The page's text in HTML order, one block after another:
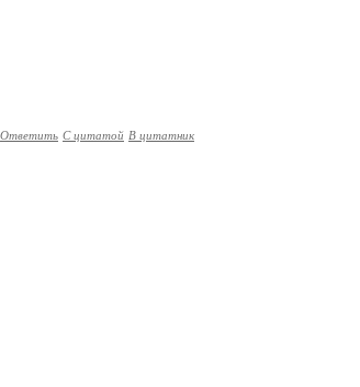
Ответить С цитатой В цитатник